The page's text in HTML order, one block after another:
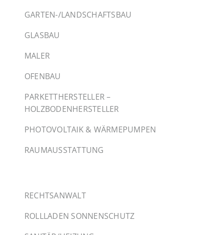
GARTEN-/LANDSCHAFTSBAU
GLASBAU
MALER
OFENBAU
PARKETTHERSTELLER –
HOLZBODENHERSTELLER
PHOTOVOLTAIK & WÄRMEPUMPEN
RAUMAUSSTATTUNG
RECHTSANWALT
ROLLLADEN SONNENSCHUTZ